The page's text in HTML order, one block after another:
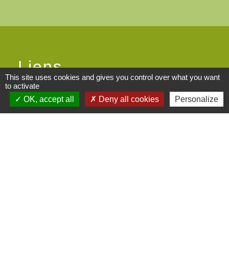
Liens
Centre socioculturel ARCHIPEL
This site uses cookies and gives you control over what you want
to activate
OK, accept all
Deny all cookies Personalize